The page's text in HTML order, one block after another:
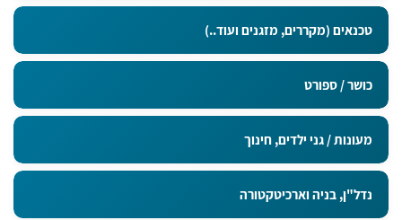
טכנאים (מקררים, מזגנים ועוד..)
כושר / ספורט
מעונות / גני ילדים, חינוך
נדל"ן, בניה וארכיטקטורה